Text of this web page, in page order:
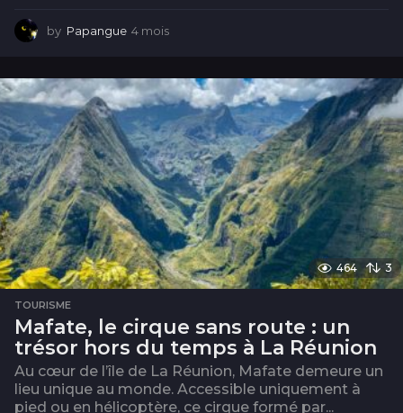
by Papangue 4 mois
i
s
464 3
TOURISME
Mafate, le cirque sans route : un
trésor hors du temps à La Réunion
Au cœur de l’île de La Réunion, Mafate demeure un
lieu unique au monde. Accessible uniquement à
pied ou en hélicoptère, ce cirque formé par...